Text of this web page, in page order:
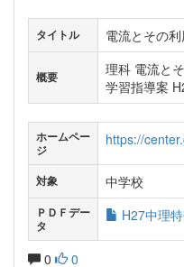
タイトル 電流とその利
概要
理科 電流と
学習指導案
ホームペー
ジ
https://
対象 中学校
ＰＤＦデー
タ
H27中理
0 0